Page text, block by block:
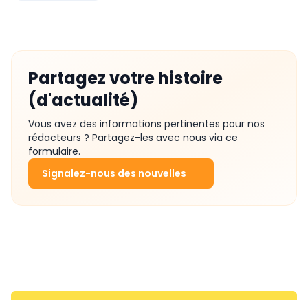
Partagez votre histoire
(d'actualité)
Vous avez des informations pertinentes pour nos
rédacteurs ? Partagez-les avec nous via ce
formulaire.
Signalez-nous des nouvelles